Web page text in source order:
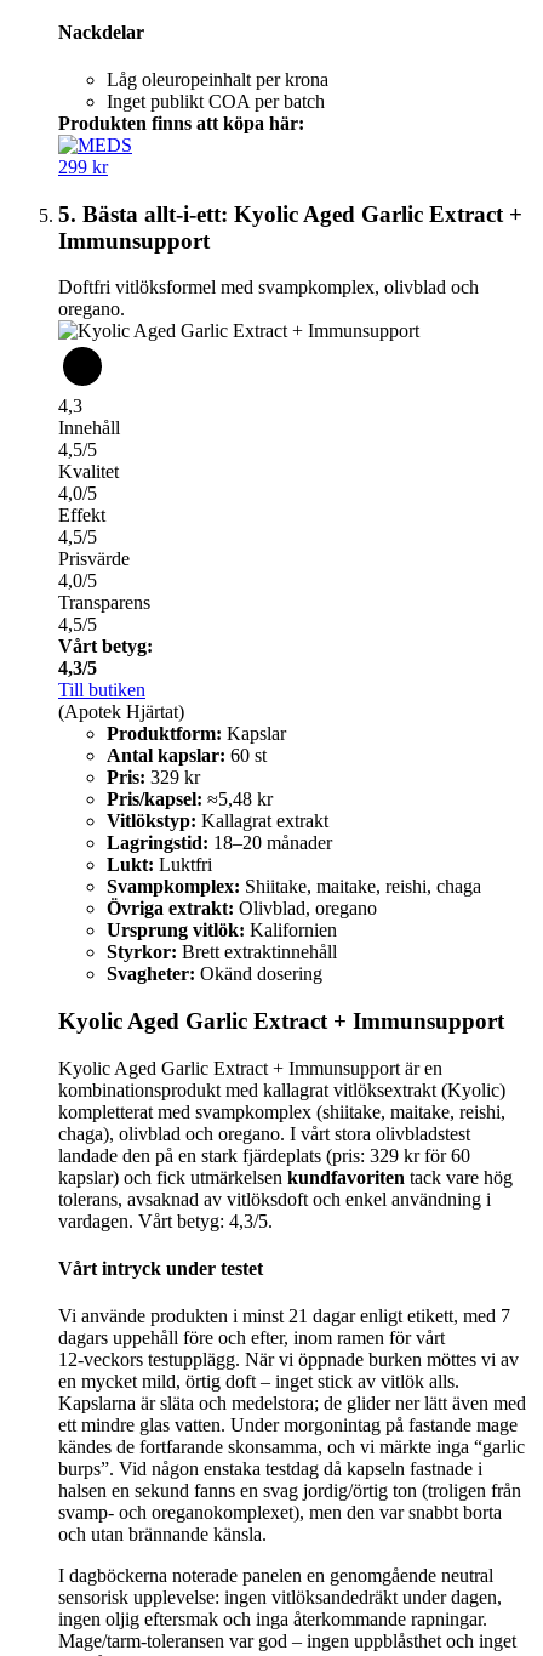
Nackdelar
Låg oleuropeinhalt per krona
Inget publikt COA per batch
Produkten finns att köpa här:
299 kr
5. Bästa allt-i-ett: Kyolic Aged Garlic Extract +
Immunsupport
Doftfri vitlöksformel med svampkomplex, olivblad och
oregano.
4,3
Innehåll
4,5/5
Kvalitet
4,0/5
Effekt
4,5/5
Prisvärde
4,0/5
Transparens
4,5/5
Vårt betyg:
4,3/5
Till butiken
(Apotek Hjärtat)
Produktform: Kapslar
Antal kapslar: 60 st
Pris: 329 kr
Pris/kapsel: ≈5,48 kr
Vitlökstyp: Kallagrat extrakt
Lagringstid: 18–20 månader
Lukt: Luktfri
Svampkomplex: Shiitake, maitake, reishi, chaga
Övriga extrakt: Olivblad, oregano
Ursprung vitlök: Kalifornien
Styrkor: Brett extraktinnehåll
Svagheter: Okänd dosering
Kyolic Aged Garlic Extract + Immunsupport
Kyolic Aged Garlic Extract + Immunsupport är en
kombinationsprodukt med kallagrat vitlöksextrakt (Kyolic)
kompletterat med svampkomplex (shiitake, maitake, reishi,
chaga), olivblad och oregano. I vårt stora olivbladstest
landade den på en stark fjärdeplats (pris: 329 kr för 60
kapslar) och fick utmärkelsen kundfavoriten tack vare hög
tolerans, avsaknad av vitlöksdoft och enkel användning i
vardagen. Vårt betyg: 4,3/5.
Vårt intryck under testet
Vi använde produkten i minst 21 dagar enligt etikett, med 7
dagars uppehåll före och efter, inom ramen för vårt
12‑veckors testupplägg. När vi öppnade burken möttes vi av
en mycket mild, örtig doft – inget stick av vitlök alls.
Kapslarna är släta och medelstora; de glider ner lätt även med
ett mindre glas vatten. Under morgonintag på fastande mage
kändes de fortfarande skonsamma, och vi märkte inga “garlic
burps”. Vid någon enstaka testdag då kapseln fastnade i
halsen en sekund fanns en svag jordig/örtig ton (troligen från
svamp- och oreganokomplexet), men den var snabbt borta
och utan brännande känsla.
I dagböckerna noterade panelen en genomgående neutral
sensorisk upplevelse: ingen vitlöksandedräkt under dagen,
ingen oljig eftersmak och inga återkommande rapningar.
Mage/tarm-toleransen var god – ingen uppblåsthet och inget